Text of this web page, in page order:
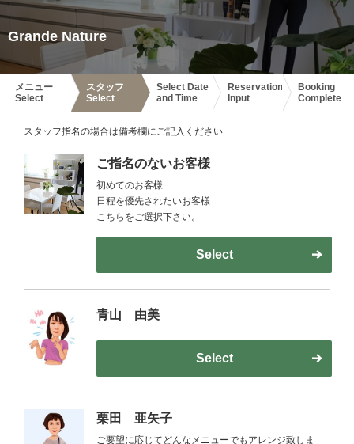
Grande Nature
メニュー
Select
スタッフ
Select
Select Date
and Time
Reservation
Input
Booking
Complete
スタッフ指名の場合は備考欄にご記入ください
ご指名のないお客様
初めてのお客様
日程を優先されたいお客様
こちらをご選択下さい。
Select
青山 由美
Select
栗田 亜矢子
ご要望に応じてどんなメニューでもアレンジ致しま